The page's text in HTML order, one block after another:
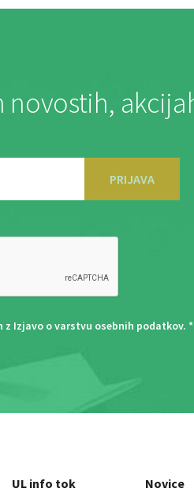
novostih,
PRIJAVA
z Izjavo o varstvu osebnih podatkov. *
UL info tok Novice